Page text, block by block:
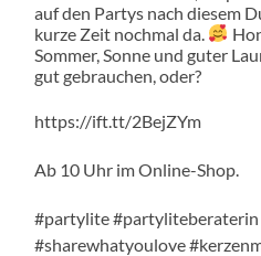
auf den Partys nach diesem
kurze Zeit nochmal da.
Sommer, Sonne und guter
gut gebrauchen, oder?
https://ift.tt/2BejZYm
Ab 10 Uhr im Online-Shop.
#partylite
#sharewhatyoulove